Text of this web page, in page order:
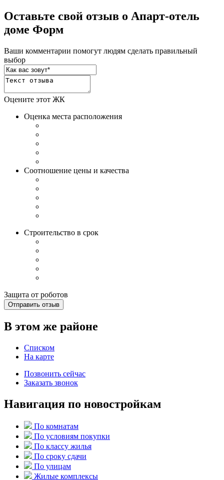
Оставьте свой отзыв о Апарт-отель
доме Форм
Ваши комментарии помогут людям сделать правильный
выбор
Оцените этот ЖК
Оценка места расположения
Соотношение цены и качества
Строительство в срок
Защита от роботов
Отправить отзыв
В этом же районе
Списком
На карте
Позвонить сейчас
Заказать звонок
Навигация по новостройкам
По комнатам
По условиям покупки
По классу жилья
По сроку сдачи
По улицам
Жилые комплексы